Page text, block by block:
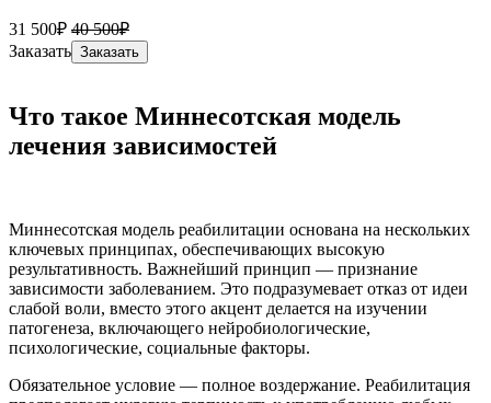
31 500₽ 40 500₽
Заказать Заказать
Что такое Миннесотская модель
лечения зависимостей
Миннесотская модель реабилитации основана на нескольких
ключевых принципах, обеспечивающих высокую
результативность. Важнейший принцип — признание
зависимости заболеванием. Это подразумевает отказ от идеи
слабой воли, вместо этого акцент делается на изучении
патогенеза, включающего нейробиологические,
психологические, социальные факторы.
Обязательное условие — полное воздержание. Реабилитация